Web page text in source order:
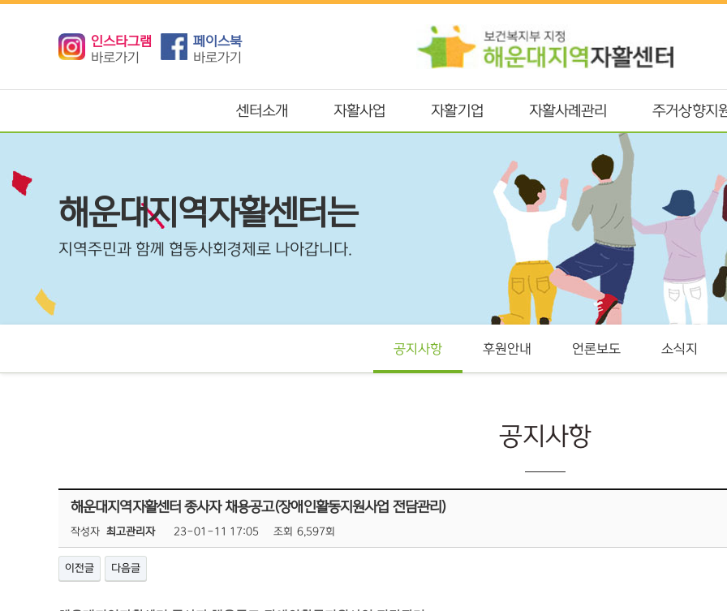
인스타그램
바로가기
페이스북
바로가기
센터소개 자활사업 자활기업 자활사례관리 주거상향지
해운대지역자활센터는
지역주민과 함께 협동사회경제로 나아갑니다.
공지사항 후원안내 언론보도 소식지
공지사항
해운대지역자활센터 종사자 채용공고(장애인활동지원사업 전담관리)
작성자 최고관리자 23-01-11 17:05 조회 6,597회
이전글 다음글